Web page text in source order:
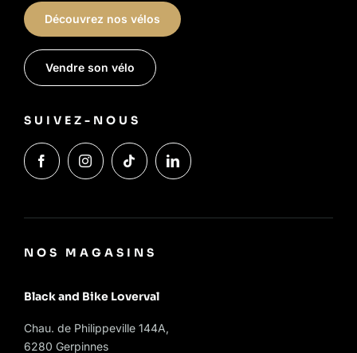
Découvrez nos vélos
Vendre son vélo
SUIVEZ-NOUS
NOS MAGASINS
Black and Bike Loverval
Chau. de Philippeville 144A,
6280 Gerpinnes